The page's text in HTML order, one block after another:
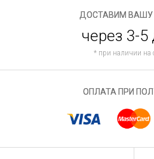
ДОСТАВИМ ВАШУ
через 3-5
* при наличии на
ОПЛАТА ПРИ